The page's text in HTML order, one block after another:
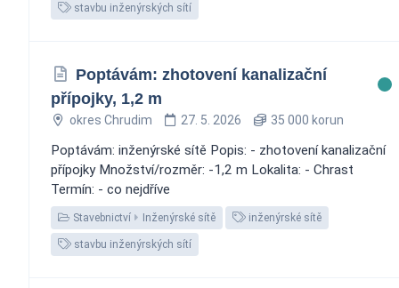
stavbu inženýrských sítí
Poptávám: zhotovení kanalizační
přípojky, 1,2 m
okres Chrudim 27. 5. 2026 35 000 korun
Poptávám: inženýrské sítě Popis: - zhotovení kanalizační
přípojky Množství/rozměr: -1,2 m Lokalita: - Chrast
Termín: - co nejdříve
Stavebnictví Inženýrské sítě inženýrské sítě
stavbu inženýrských sítí